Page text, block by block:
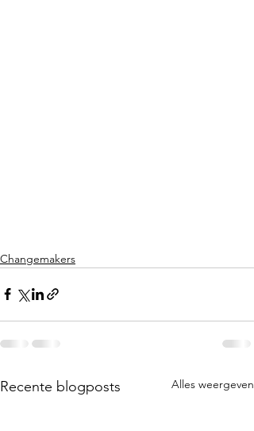
Changemakers
Recente blogposts Alles weergeven